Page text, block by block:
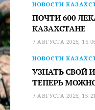
НОВОСТИ
ПОЧТИ 600
КАЗАХСТАНЕ
7 АВГУСТА 2026,
НОВОСТИ
УЗНАТЬ СВОЙ
ТЕПЕРЬ
7 АВГУСТА 2026, 15:21